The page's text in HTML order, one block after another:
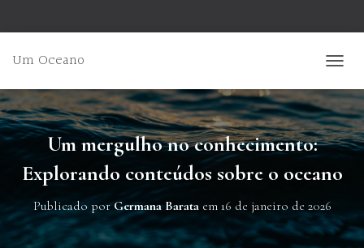
Um Oceano
Um mergulho no conhecimento:
Explorando conteúdos sobre o oceano
Publicado porGermana Barataem 16 de janeiro de 2026